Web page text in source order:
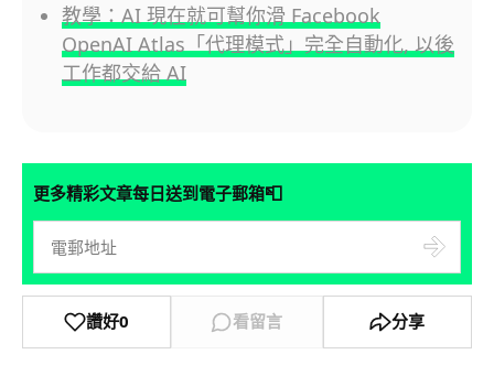
教學：AI 現在就可幫你滑 Facebook
OpenAI Atlas「代理模式」完全自動化, 以後
工作都交給 AI
更多精彩文章每日送到電子郵箱📮
讚好0 看留言 分享